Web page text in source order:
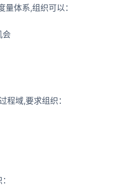
体系,组织可以：
会
程域,要求组织：